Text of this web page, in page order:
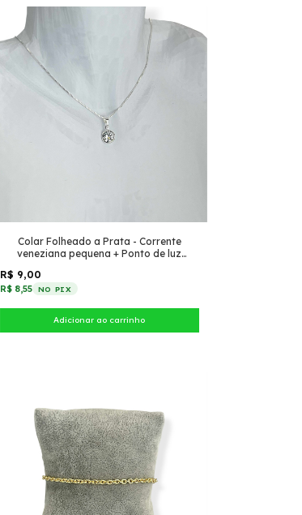
Colar Folheado a Prata - Corrente
veneziana pequena + Ponto de luz
R$ 9,00
R$ 8,55 NO PIX